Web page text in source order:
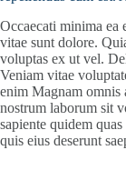
Occaecati minima ea
vitae sunt dolore.
voluptas ex ut vel.
Veniam vitae
enim Magnam omnis
nostrum laborum sit
sapiente quidem
quis eius deserunt